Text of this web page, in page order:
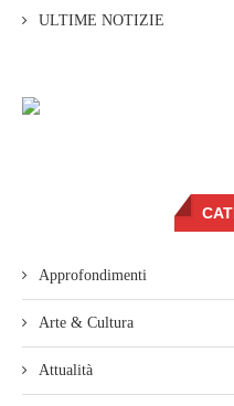
ULTIME NOTIZIE
Approfondimenti
Arte & Cultura
Attualità